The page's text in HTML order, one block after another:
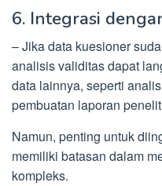
6. Integrasi
– Jika data kuesioner
analisis validitas dapat
data lainnya, seperti
pembuatan laporan
Namun, penting untuk
memiliki batasan dalam
kompleks.